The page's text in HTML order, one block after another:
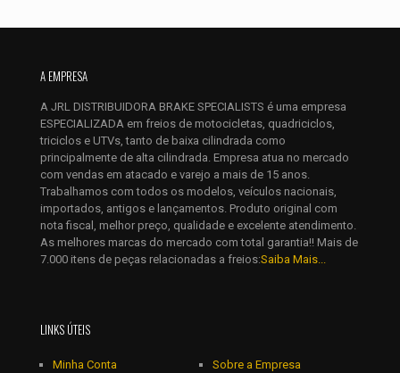
Nome*
mail*
Salvar meus dados neste navegador para a próxima vez que
eu comentar.
A EMPRESA
A JRL DISTRIBUIDORA BRAKE SPECIALISTS é uma empresa
ESPECIALIZADA em freios de motocicletas, quadriciclos,
triciclos e UTVs, tanto de baixa cilindrada como
principalmente de alta cilindrada. Empresa atua no mercado
com vendas em atacado e varejo a mais de 15 anos.
Trabalhamos com todos os modelos, veículos nacionais,
importados, antigos e lançamentos. Produto original com
nota fiscal, melhor preço, qualidade e excelente atendimento.
As melhores marcas do mercado com total garantia!! Mais de
7.000 itens de peças relacionadas a freios:Saiba Mais...
LINKS ÚTEIS
Minha Conta
Sobre a Empresa